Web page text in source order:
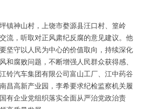
镇神山村，上饶市婺源县汪口村、篁岭
流，听取对正风肃纪反腐的意见建议。他
坚守以人民为中心的价值取向，持续深化
和腐败问题，不断增强人民群众获得感、
铃汽车集团有限公司富山工厂、江中药谷
昌高新产业园，李希要求纪检监察机关履
有企业党组织落实全面从严治党政治责